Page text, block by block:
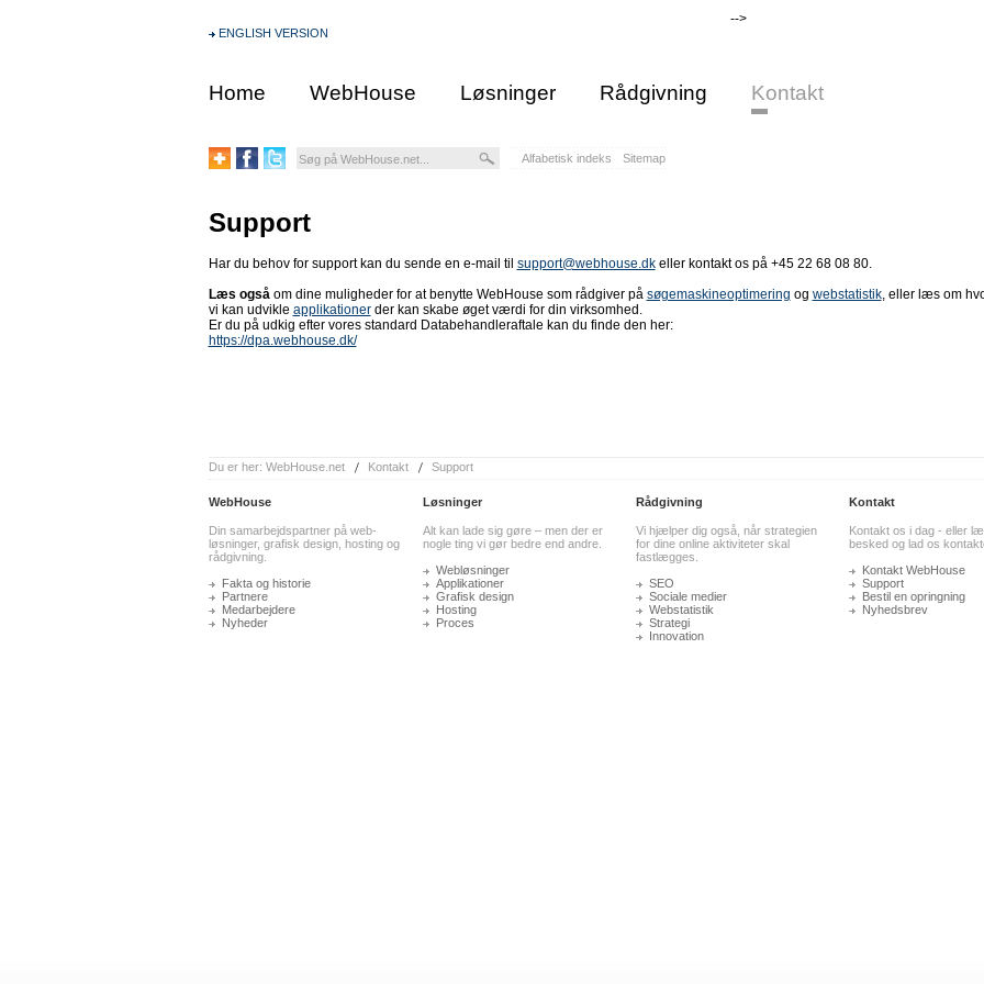
-->
ENGLISH VERSION
Home WebHouse Løsninger Rådgivning Kontakt
Alfabetisk indeks Sitemap
Support
Har du behov for support kan du sende en e-mail til support@webhouse.dkeller kontakt os på +45 22 68 08 80.
Læs også om dine muligheder for at benytte WebHouse som rådgiver på søgemaskineoptimering og webstatistik, eller læs om
vi kan udvikle applikationerder kan skabe øget værdi for din virksomhed.
Er du på udkig efter vores standard Databehandleraftale kan du finde den her:
https://dpa.webhouse.dk/
Du er her: WebHouse.net Kontakt Support
WebHouse
Din samarbejdspartner på web-
løsninger, grafisk design, hosting og
rådgivning.
Fakta og historie
Partnere
Medarbejdere
Nyheder
Løsninger
Alt kan lade sig gøre – men der er
nogle ting vi gør bedre end andre.
Webløsninger
Applikationer
Grafisk design
Hosting
Proces
Rådgivning
Vi hjælper dig også, når strategien
for dine online aktiviteter skal
fastlægges.
SEO
Sociale medier
Webstatistik
Strategi
Innovation
Kontakt
Kontakt os i dag - eller
besked og lad os
Kontakt WebHouse
Support
Bestil en opringning
Nyhedsbrev